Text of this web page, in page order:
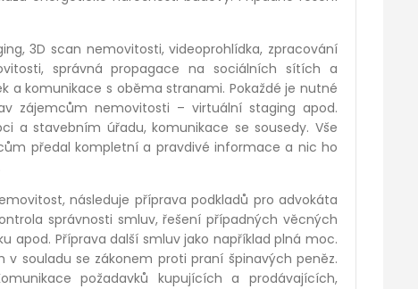
3D scan nemovitosti, videoprohlídka, zpracování
správná propagace na sociálních sítích a
a komunikace s oběma stranami. Pokaždéje nutné
zájemcům nemovitosti – virtuální staging apod.
a stavebním úřadu, komunikace se sousedy. Vše
předal kompletní a pravdivé informace a nic ho
následuje příprava podkladů pro advokáta
správnosti smluv, řešení případných věcných
apod. Příprava další smluv jako například plná moc.
v souladu se zákonem proti praní špinavých peněz.
požadavků kupujících a prodávajících,